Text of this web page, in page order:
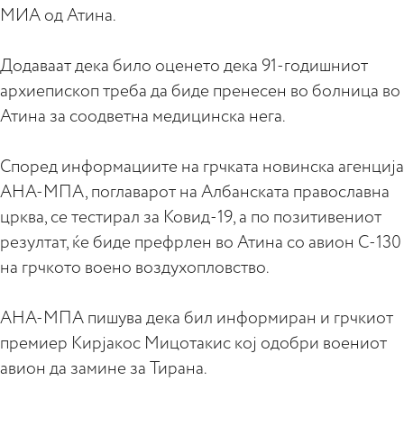
МИА од Атина.
Додаваат дека било оценето дека 91-годишниот
архиепископ треба да биде пренесен во болница во
Атина за соодветна медицинска нега.
Според информациите на грчката новинска агенција
АНА-МПА, поглаварот на Албанската православна
црква, се тестирал за Ковид-19, а по позитивениот
резултат, ќе биде префрлен во Атина со авион C-130
на грчкото воено воздухопловство.
АНА-МПА пишува дека бил информиран и грчкиот
премиер Кирјакос Мицотакис кој одобри воениот
авион да замине за Тирана.